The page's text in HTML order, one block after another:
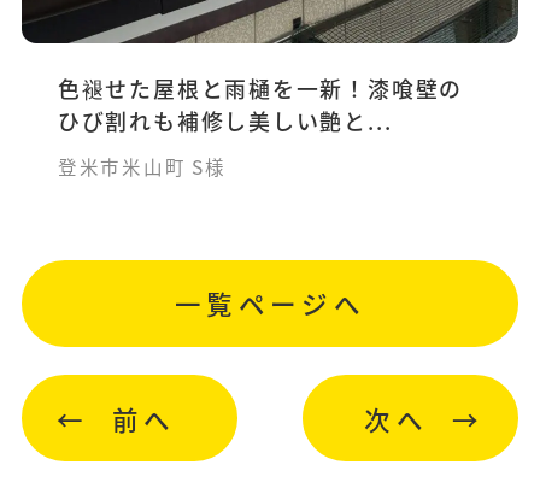
色褪せた屋根と雨樋を一新！漆喰壁の
ひび割れも補修し美しい艶と...
登米市米山町 S様
前へ
一覧ページへ
次へ